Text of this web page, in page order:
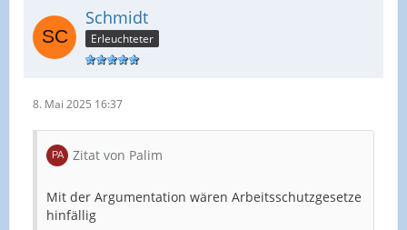
Schmidt
Erleuchteter
8. Mai 2025 16:37
Zitat von Palim
Mit der Argumentation wären Arbeitsschutzgesetze
hinfällig